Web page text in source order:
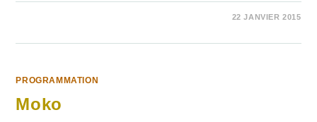
22 JANVIER 2015
PROGRAMMATION
Moko